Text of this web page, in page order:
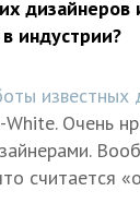
индустрии?
известных
Очень
считается